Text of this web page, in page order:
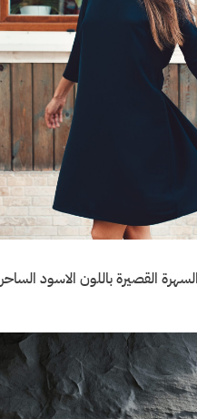
القصيرة باللون الاسود الساحر